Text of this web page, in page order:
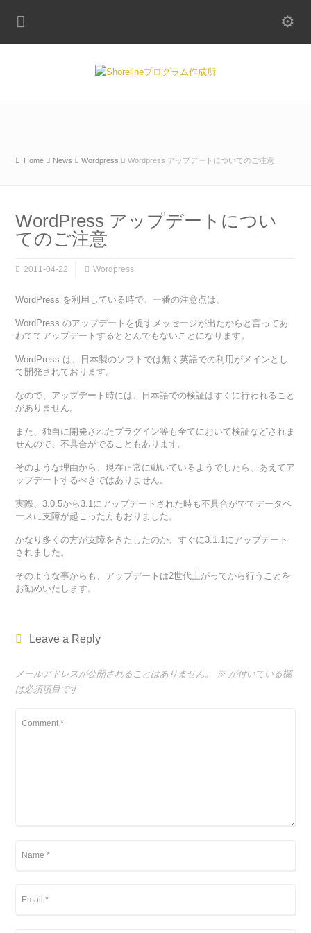
Home News Wordpress Wordpress アップデートについてのご注意
WordPress アップデートについ
てのご注意
2011-04-22 Wordpress
WordPress を利用している時で、一番の注意点は、
WordPress のアップデートを促すメッセージが出たからと言ってあ
わててアップデートするととんでもないことになります。
WordPress は、日本製のソフトでは無く英語での利用がメインとし
て開発されております。
なので、アップデート時には、日本語での検証はすぐに行われること
がありません。
また、独自に開発されたプラグイン等も全てにおいて検証などされま
せんので、不具合がでることもあります。
そのような理由から、現在正常に動いているようでしたら、あえてア
ップデートするべきではありません。
実際、3.0.5から3.1にアップデートされた時も不具合がでてデータベ
ースに支障が起こった方もおりました。
かなり多くの方が支障をきたしたのか、すぐに3.1.1にアップデート
されました。
そのような事からも、アップデートは2世代上がってから行うことを
お勧めいたします。
Leave a Reply
メールアドレスが公開されることはありません。 ※ が付いている欄
は必須項目です